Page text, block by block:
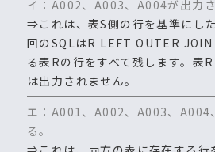
イ：A002、A003、A004が出力さ
⇒これは、表S側の行を基準にし
回のSQLはR LEFT OUTER JOIN
る表Rの行をすべて残します。表
は出力されません。
エ：A001、A002、A003、A004
る。